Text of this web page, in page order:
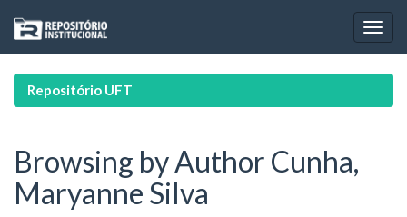
navigation
Repositório UFT
Browsing by Author Cunha,
Maryanne Silva